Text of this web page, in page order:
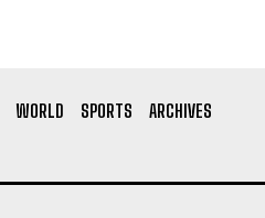
WORLD SPORTS
ARCHIVES